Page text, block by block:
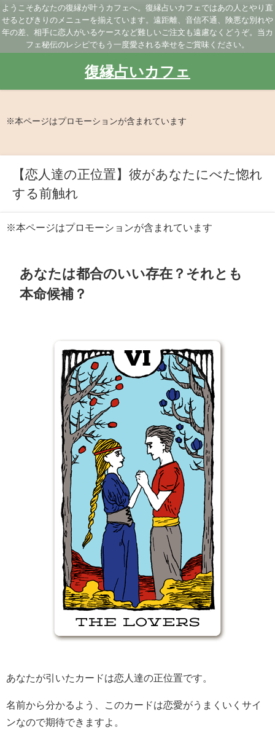
ようこそあなたの復縁が叶うカフェへ。復縁占いカフェではあの人とやり直
せるとびきりのメニューを揃えています。遠距離、音信不通、険悪な別れや
年の差、相手に恋人がいるケースなど難しいご注文も遠慮なくどうぞ。当カ
フェ秘伝のレシピでもう一度愛される幸せをご賞味ください。
復縁占いカフェ
※本ページはプロモーションが含まれています
【恋人達の正位置】彼があなたにべた惚れ
する前触れ
※本ページはプロモーションが含まれています
あなたは都合のいい存在？それとも
本命候補？
あなたが引いたカードは恋人達の正位置です。
名前から分かるよう、このカードは恋愛がうまくいくサイ
ンなので期待できますよ。